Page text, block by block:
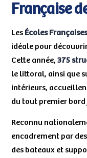
Française
Les Écoles
idéale pour
Cette année,375
le littoral, ainsi que
intérieurs,
du tout premier
Reconnu
encadrement par
des bateaux et